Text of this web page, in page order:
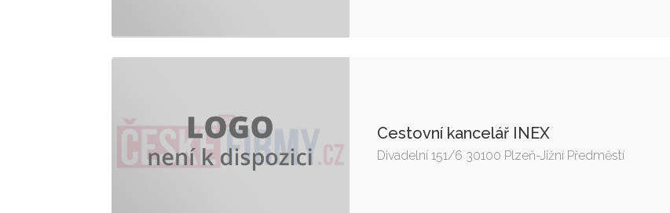
Cestovní kancelář INEX
Divadelní 151/6 30100 Plzeň-Jižní Předměstí